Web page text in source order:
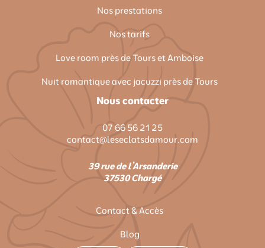
Nos prestations
Nos tarifs
Love room près de Tours et Amboise
Nuit romantique avec jacuzzi près de Tours
Nous contacter
07 66 56 21 25
contact@leseclatsdamour.com
39 rue de l’Arsanderie
37530 Chargé
Contact & Accès
Blog